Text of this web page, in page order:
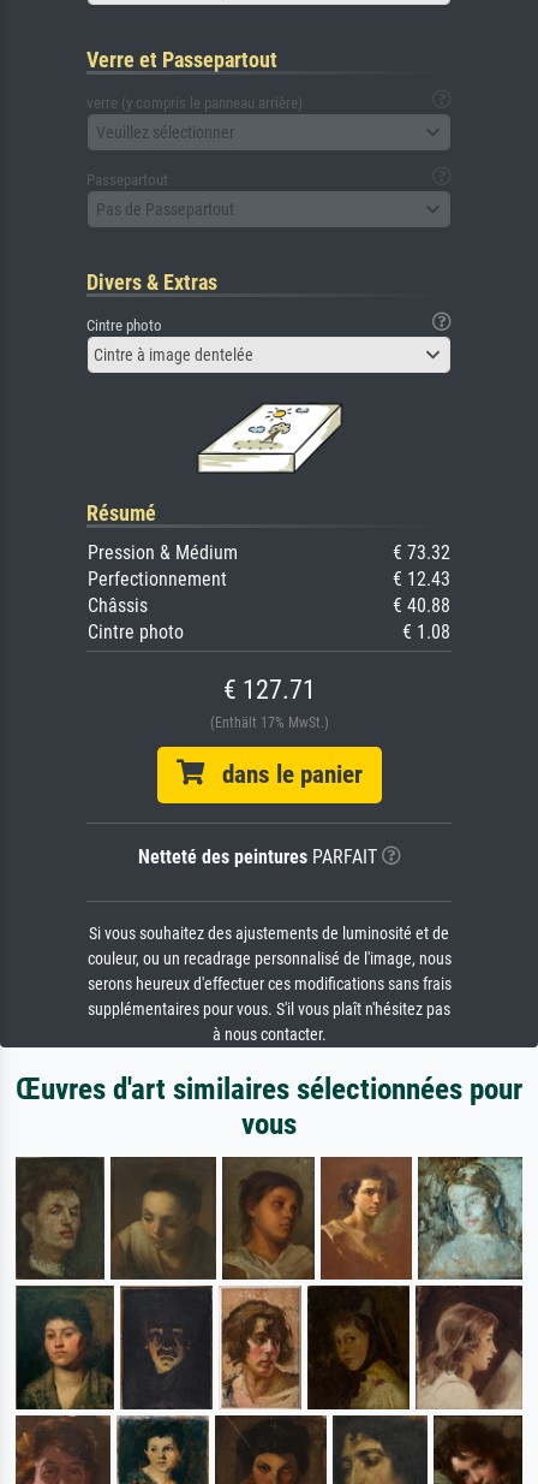
Verre et Passepartout
verre (y compris le panneau arrière)
Veuillez sélectionner
Passepartout
Pas de Passepartout
Divers & Extras
Cintre photo
Cintre à image dentelée
Résumé
Pression & Médium
€ 73.32
Perfectionnement
€ 12.43
Châssis
€ 40.88
Cintre photo
€ 1.08
€ 127.71
(Enthält 17% MwSt.)
dans le panier
Netteté des peinturesPARFAIT
Si vous souhaitez des ajustements de luminosité et de
couleur, ou un recadrage personnalisé de l'image, nous
serons heureux d'effectuer ces modifications sans frais
supplémentaires pour vous. S'il vous plaît n'hésitez pas
à nous contacter.
Œuvres d'art similaires sélectionnées pour
vous